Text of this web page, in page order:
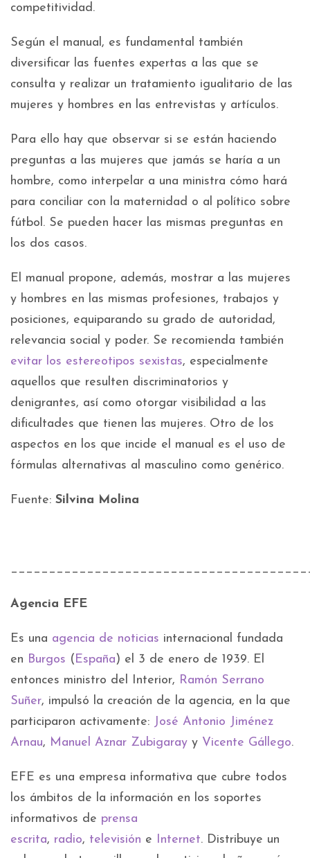
competitividad.
Según el manual, es fundamental también
diversificar las fuentes expertas a las que se
consulta y realizar un tratamiento igualitario de las
mujeres y hombres en las entrevistas y artículos.
Para ello hay que observar si se están haciendo
preguntas a las mujeres que jamás se haría a un
hombre, como interpelar a una ministra cómo hará
para conciliar con la maternidad o al político sobre
fútbol. Se pueden hacer las mismas preguntas en
los dos casos.
El manual propone, además, mostrar a las mujeres
y hombres en las mismas profesiones, trabajos y
posiciones, equiparando su grado de autoridad,
relevancia social y poder. Se recomienda también
evitar los estereotipos sexistas, especialmente
aquellos que resulten discriminatorios y
denigrantes, así como otorgar visibilidad a las
dificultades que tienen las mujeres. Otro de los
aspectos en los que incide el manual es el uso de
fórmulas alternativas al masculino como genérico.
Fuente: Silvina Molina
Agencia EFE
Es una agencia de noticias internacional fundada
en Burgos ( España) el 3 de enero de 1939. El
entonces ministro del Interior, Ramón Serrano
Suñer, impulsó la creación de la agencia, en la que
participaron activamente: José Antonio Jiménez
Arnau, Manuel Aznar Zubigaray y Vicente Gállego.
EFE es una empresa informativa que cubre todos
los ámbitos de la información en los soportes
informativos de prensa
escrita, radio, televisión e Internet. Distribuye un